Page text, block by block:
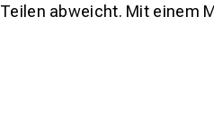
Teilen abweicht. Mit einem